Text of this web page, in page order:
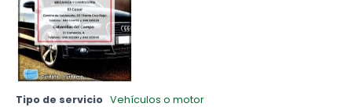
Tipo de servicio Vehículos o motor